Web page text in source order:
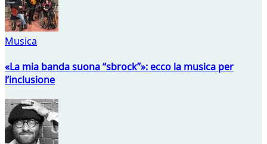
Musica
«La mia banda suona “sbrock”»: ecco la musica per
l’inclusione